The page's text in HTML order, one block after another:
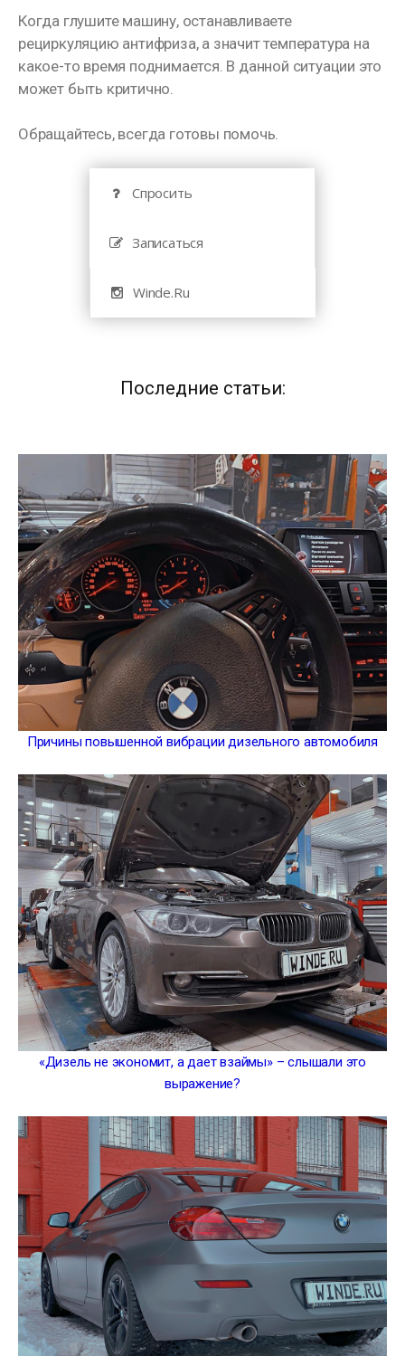
Когда глушите машину, останавливаете
рециркуляцию антифриза, а значит температура на
какое-то время поднимается. В данной ситуации это
может быть критично.
Обращайтесь, всегда готовы помочь.
Спросить
Записаться
Winde.Ru
Последние статьи:
Причины повышенной вибрации дизельного автомобиля
«Дизель не экономит, а дает взаймы» – слышали это
выражение?